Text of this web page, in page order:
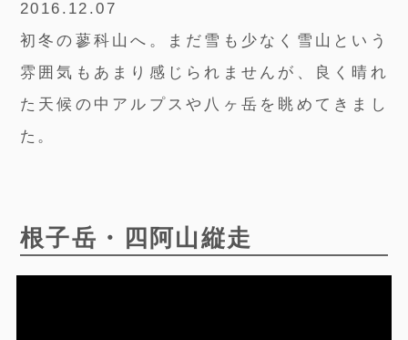
2016.12.07
初冬の蓼科山へ。まだ雪も少なく雪山という
雰囲気もあまり感じられませんが、良く晴れ
た天候の中アルプスや八ヶ岳を眺めてきまし
た。
根子岳・四阿山縦走